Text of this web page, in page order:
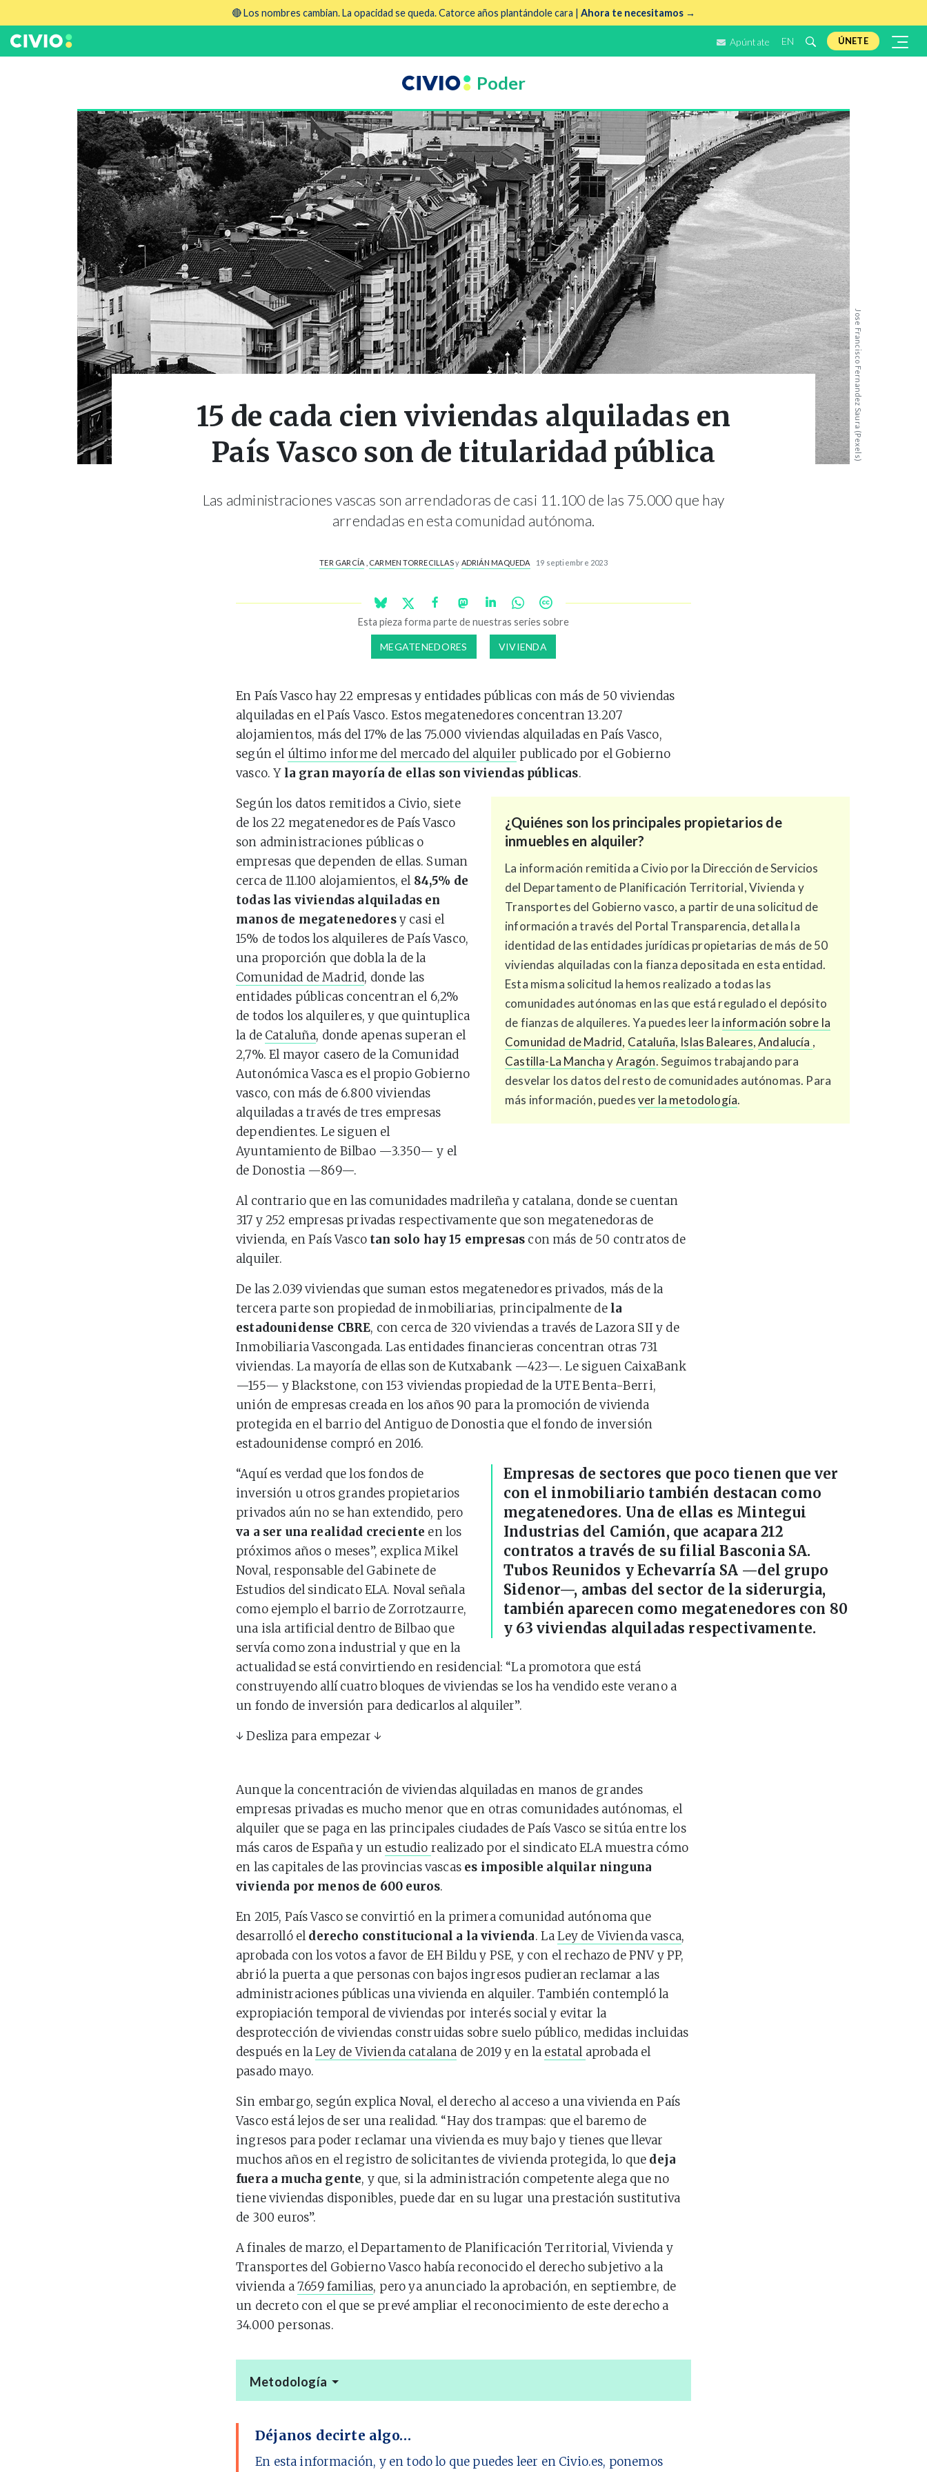
🔴 Los nombres cambian. La opacidad se queda. Catorce años plantándole cara | Ahora te necesitamos →
Apúntate EN ÚNETE
Poder
Jose Francisco Fernandez Saura (Pexels)
15 de cada cien viviendas alquiladas en
País Vasco son de titularidad pública
Las administraciones vascas son arrendadoras de casi 11.100 de las 75.000 que hay
arrendadas en esta comunidad autónoma.
TER GARCÍA CARMEN TORRECILLASy ADRIÁN MAQUEDA 19 septiembre 2023
Esta pieza forma parte de nuestras series sobre
MEGATENEDORES VIVIENDA
En País Vasco hay 22 empresas y entidades públicas con más de 50 viviendas
alquiladas en el País Vasco. Estos megatenedores concentran 13.207
alojamientos, más del 17% de las 75.000 viviendas alquiladas en País Vasco,
según el último informe del mercado del alquiler publicado por el Gobierno
vasco. Y la gran mayoría de ellas son viviendas públicas.
¿Quiénes son los principales propietarios de
inmuebles en alquiler?
La información remitida a Civio por la Dirección de Servicios
del Departamento de Planificación Territorial, Vivienda y
Transportes del Gobierno vasco, a partir de una solicitud de
información a través del Portal Transparencia, detalla la
identidad de las entidades jurídicas propietarias de más de 50
viviendas alquiladas con la fianza depositada en esta entidad.
Esta misma solicitud la hemos realizado a todas las
comunidades autónomas en las que está regulado el depósito
de fianzas de alquileres. Ya puedes leer la información sobre la
Comunidad de Madrid, Cataluña, Islas Baleares,Andalucía ,
Castilla-La ManchayAragón. Seguimos trabajando para
desvelar los datos del resto de comunidades autónomas. Para
más información, puedesver la metodología.
Según los datos remitidos a Civio, siete
de los 22 megatenedores de País Vasco
son administraciones públicas o
empresas que dependen de ellas. Suman
cerca de 11.100 alojamientos, el 84,5% de
todas las viviendas alquiladas en
manos de megatenedoresy casi el
15% de todos los alquileres de País Vasco,
una proporción que dobla la de la
Comunidad de Madrid, donde las
entidades públicas concentran el 6,2%
de todos los alquileres, y que quintuplica
la de Cataluña, donde apenas superan el
2,7%. El mayor casero de la Comunidad
Autonómica Vasca es el propio Gobierno
vasco, con más de 6.800 viviendas
alquiladas a través de tres empresas
dependientes. Le siguen el
Ayuntamiento de Bilbao —3.350— y el
de Donostia —869—.
Al contrario que en las comunidades madrileña y catalana, donde se cuentan
317 y 252 empresas privadas respectivamente que son megatenedoras de
vivienda, en País Vasco tan solo hay 15 empresas con más de 50 contratos de
alquiler.
De las 2.039 viviendas que suman estos megatenedores privados, más de la
tercera parte son propiedad de inmobiliarias, principalmente de la
estadounidense CBRE, con cerca de 320 viviendas a través de Lazora SII y de
Inmobiliaria Vascongada. Las entidades financieras concentran otras 731
viviendas. La mayoría de ellas son de Kutxabank —423—. Le siguen CaixaBank
—155— y Blackstone, con 153 viviendas propiedad de la UTE Benta-Berri,
unión de empresas creada en los años 90 para la promoción de vivienda
protegida en el barrio del Antiguo de Donostia que el fondo de inversión
estadounidense compró en 2016.
Empresas de sectores que poco tienen que ver
con el inmobiliario también destacan como
megatenedores. Una de ellas es Mintegui
Industrias del Camión, que acapara 212
contratos a través de su filial Basconia SA.
Tubos Reunidos y Echevarría SA —del grupo
Sidenor—, ambas del sector de la siderurgia,
también aparecen como megatenedores con 80
y 63 viviendas alquiladas respectivamente.
“Aquí es verdad que los fondos de
inversión u otros grandes propietarios
privados aún no se han extendido, pero
va a ser una realidad creciente en los
próximos años o meses”, explica Mikel
Noval, responsable del Gabinete de
Estudios del sindicato ELA. Noval señala
como ejemplo el barrio de Zorrotzaurre,
una isla artificial dentro de Bilbao que
servía como zona industrial y que en la
actualidad se está convirtiendo en residencial: “La promotora que está
construyendo allí cuatro bloques de viviendas se los ha vendido este verano a
un fondo de inversión para dedicarlos al alquiler”.
↓ Desliza para empezar ↓
Aunque la concentración de viviendas alquiladas en manos de grandes
empresas privadas es mucho menor que en otras comunidades autónomas, el
alquiler que se paga en las principales ciudades de País Vasco se sitúa entre los
más caros de España y un estudio realizado por el sindicato ELA muestra cómo
en las capitales de las provincias vascas es imposible alquilar ninguna
vivienda por menos de 600 euros.
En 2015, País Vasco se convirtió en la primera comunidad autónoma que
desarrolló elderecho constitucional a la vivienda. LaLey de Vivienda vasca,
aprobada con los votos a favor de EH Bildu y PSE, y con el rechazo de PNV y PP,
abrió la puerta a que personas con bajos ingresos pudieran reclamar a las
administraciones públicas una vivienda en alquiler. También contempló la
expropiación temporal de viviendas por interés social y evitar la
desprotección de viviendas construidas sobre suelo público, medidas incluidas
después en laLey de Vivienda catalana de 2019 y en la estatal aprobada el
pasado mayo.
Sin embargo, según explica Noval, el derecho al acceso a una vivienda en País
Vasco está lejos de ser una realidad. “Hay dos trampas: que el baremo de
ingresos para poder reclamar una vivienda es muy bajo y tienes que llevar
muchos años en el registro de solicitantes de vivienda protegida, lo que deja
fuera a mucha gente, y que, si la administración competente alega que no
tiene viviendas disponibles, puede dar en su lugar una prestación sustitutiva
de 300 euros”.
A finales de marzo, el Departamento de Planificación Territorial, Vivienda y
Transportes del Gobierno Vasco había reconocido el derecho subjetivo a la
vivienda a7.659 familias, pero ya anunciado la aprobación, en septiembre, de
un decreto con el que se prevé ampliar el reconocimiento de este derecho a
34.000 personas.
Metodología
Déjanos decirte algo…
En esta información, y en todo lo que puedes leer en Civio.es, ponemos